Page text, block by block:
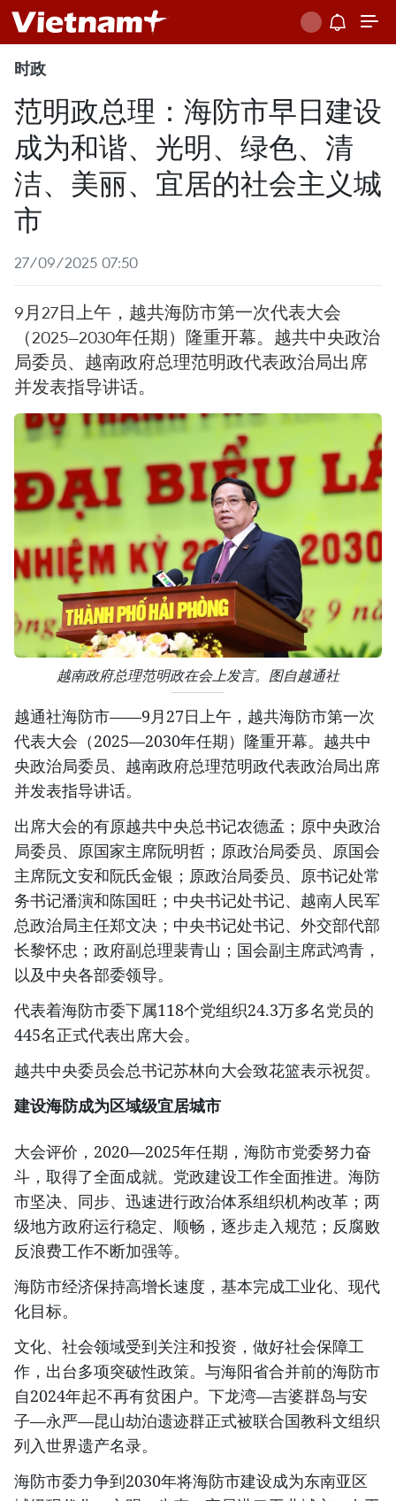
时政
范明政总理：海防市早日建设
成为和谐、光明、绿色、清
洁、美丽、宜居的社会主义城
市
27/09/2025 07:50
9月27日上午，越共海防市第一次代表大会
（2025—2030年任期）隆重开幕。越共中央政治
局委员、越南政府总理范明政代表政治局出席
并发表指导讲话。
越南政府总理范明政在会上发言。图自越通社
越通社海防市——9月27日上午，越共海防市第一次
代表大会（2025—2030年任期）隆重开幕。越共中
央政治局委员、越南政府总理范明政代表政治局出席
并发表指导讲话。
出席大会的有原越共中央总书记农德孟；原中央政治
局委员、原国家主席阮明哲；原政治局委员、原国会
主席阮文安和阮氏金银；原政治局委员、原书记处常
务书记潘演和陈国旺；中央书记处书记、越南人民军
总政治局主任郑文决；中央书记处书记、外交部代部
长黎怀忠；政府副总理裴青山；国会副主席武鸿青，
以及中央各部委领导。
代表着海防市委下属118个党组织24.3万多名党员的
445名正式代表出席大会。
越共中央委员会总书记苏林向大会致花篮表示祝贺。
建设海防成为区域级宜居城市
大会评价，2020—2025年任期，海防市党委努力奋
斗，取得了全面成就。党政建设工作全面推进。海防
市坚决、同步、迅速进行政治体系组织机构改革；两
级地方政府运行稳定、顺畅，逐步走入规范；反腐败
反浪费工作不断加强等。
海防市经济保持高增长速度，基本完成工业化、现代
化目标。
文化、社会领域受到关注和投资，做好社会保障工
作，出台多项突破性政策。与海阳省合并前的海防市
自2024年起不再有贫困户。下龙湾—吉婆群岛与安
子—永严—昆山劫泊遗迹群正式被联合国教科文组织
列入世界遗产名录。
海防市委力争到2030年将海防市建设成为东南亚区